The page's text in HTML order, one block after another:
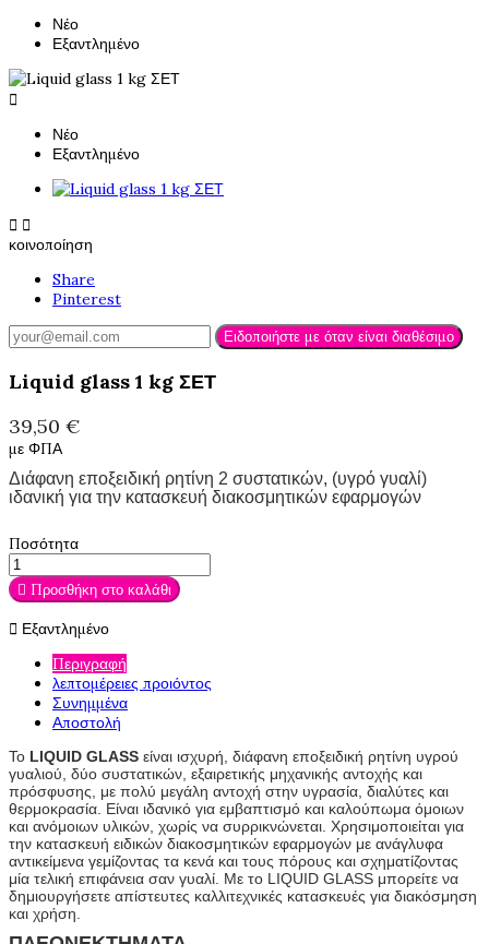
Νέο
Εξαντλημένο

Νέο
Εξαντλημένο
 
κοινοποίηση
Share
Pinterest
Ειδοποιήστε με όταν είναι διαθέσιμο
Liquid glass 1 kg ΣΕΤ
39,50 €
με ΦΠΑ
Διάφανη εποξειδική ρητίνη 2 συστατικών, (υγρό γυαλί)
ιδανική για την κατασκευή διακοσμητικών εφαρμογών
Ποσότητα
 Προσθήκη στο καλάθι
 Εξαντλημένο
Περιγραφή
λεπτομέρειες προιόντος
Συνημμένα
Αποστολή
Το LIQUID GLASS είναι ισχυρή, διάφανη εποξειδική ρητίνη υγρού
γυαλιού, δύο συστατικών, εξαιρετικής μηχανικής αντοχής και
πρόσφυσης, με πολύ μεγάλη αντοχή στην υγρασία, διαλύτες και
θερμοκρασία. Είναι ιδανικό για εμβαπτισμό και καλούπωμα όμοιων
και ανόμοιων υλικών, χωρίς να συρρικνώνεται. Χρησιμοποιείται για
την κατασκευή ειδικών διακοσμητικών εφαρμογών με ανάγλυφα
αντικείμενα γεμίζοντας τα κενά και τους πόρους και σχηματίζοντας
μία τελική επιφάνεια σαν γυαλί. Με το LIQUID GLASS μπορείτε να
δημιουργήσετε απίστευτες καλλιτεχνικές κατασκευές για διακόσμηση
και χρήση.